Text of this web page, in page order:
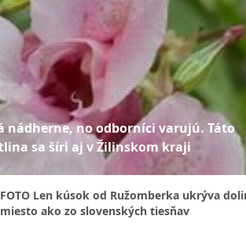
nádherne, no odborníci varujú. Táto
sa šíri aj v Žilinskom kraji
FOTO Len kúsok od Ružomberka ukrýva
miesto ako zo slovenských tiesňav